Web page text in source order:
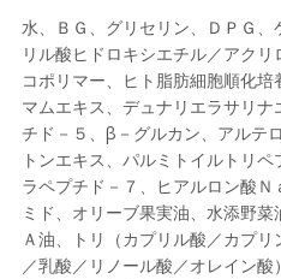
水、ＢＧ、グリセリン、ＤＰＧ
リル酸ヒドロキシエチル／アクリ
コポリマー、ヒト脂肪細胞順化
マムエキス、デュナリエラサリ
チド－５、β－グルカン、アルテ
トンエキス、パルミトイルトリ
ラペプチド－７、ヒアルロン酸
ミド、オリーブ果実油、水添野
Ａ油、トリ（カプリル酸／カプ
／乳酸／リノール酸／オレイン